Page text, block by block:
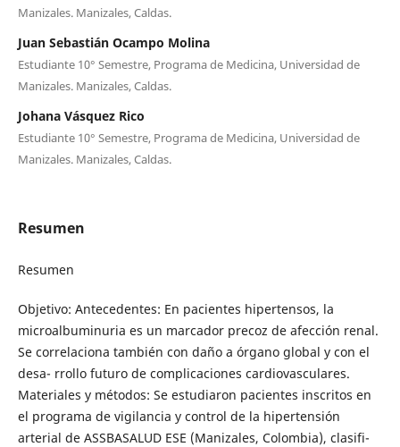
Manizales. Manizales, Caldas.
Juan Sebastián Ocampo Molina
Estudiante 10° Semestre, Programa de Medicina, Universidad de
Manizales. Manizales, Caldas.
Johana Vásquez Rico
Estudiante 10° Semestre, Programa de Medicina, Universidad de
Manizales. Manizales, Caldas.
Resumen
Resumen
Objetivo: Antecedentes: En pacientes hipertensos, la
microalbuminuria es un marcador precoz de afección renal.
Se correlaciona también con daño a órgano global y con el
desa- rrollo futuro de complicaciones cardiovasculares.
Materiales y métodos: Se estudiaron pacientes inscritos en
el programa de vigilancia y control de la hipertensión
arterial de ASSBASALUD ESE (Manizales, Colombia), clasifi-